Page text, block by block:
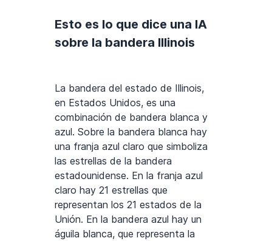
Esto es lo que dice una IA
sobre la bandera Illinois
La bandera del estado de Illinois,
en Estados Unidos, es una
combinación de bandera blanca y
azul. Sobre la bandera blanca hay
una franja azul claro que simboliza
las estrellas de la bandera
estadounidense. En la franja azul
claro hay 21 estrellas que
representan los 21 estados de la
Unión. En la bandera azul hay un
águila blanca, que representa la